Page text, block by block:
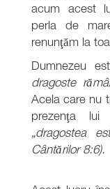
acum acest
perla de
renunţăm la
Dumnezeu
dragoste
Acela care nu
prezenţa lui
„dragostea
Cântărilor 8:6).